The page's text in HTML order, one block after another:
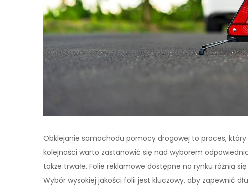
Obklejanie samochodu pomocy drogowej to proces,
kolejności warto zastanowić się nad wyborem
także trwałe. Folie reklamowe dostępne na rynku różnią
Wybór wysokiej jakości folii jest kluczowy, aby zapewnić